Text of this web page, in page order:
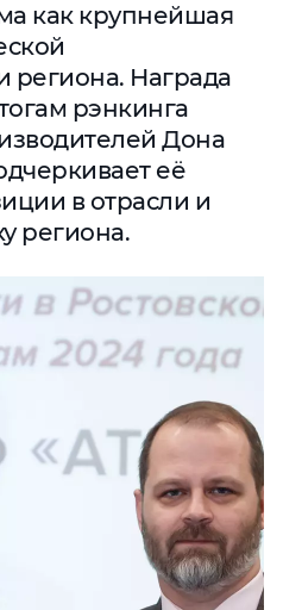
как крупнейшая
Награда
рэнкинга
Дона
её
в отрасли и
региона.